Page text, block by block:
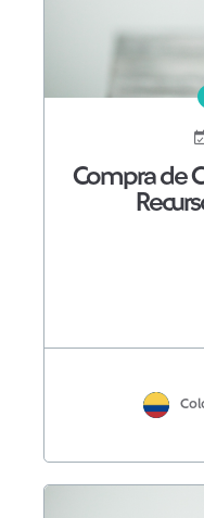
Compra de